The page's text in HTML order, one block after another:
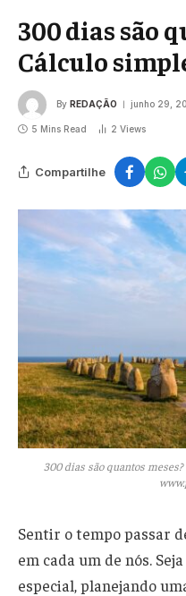
300 dias são
Cálculo
By REDAÇÃO junho 29,
5 Mins Read 2 Views
Compartilhe
300 dias são quantos
Sentir o tempo passar
em cada um de nós.
especial, planejando